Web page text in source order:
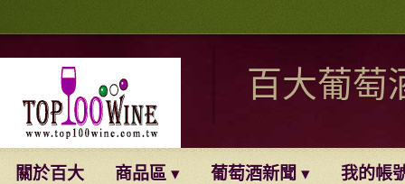
百大葡萄
關於百大 商品區 葡萄酒新聞 我的帳